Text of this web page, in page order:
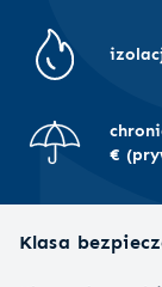
€
Klasa